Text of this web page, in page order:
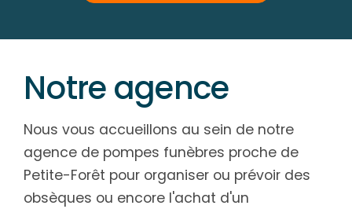
Notre agence
Nous vous accueillons au sein de notre
agence de pompes funèbres proche de
Petite-Forêt pour organiser ou prévoir des
obsèques ou encore l'achat d'un